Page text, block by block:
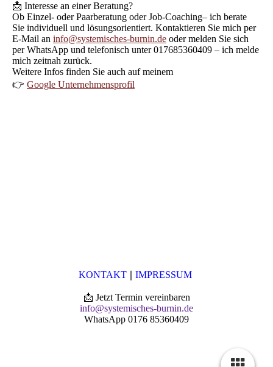
📩 Interesse an einer Beratung?
Ob Einzel- oder Paarberatung oder Job-Coaching– ich berate
Sie individuell und lösungsorientiert. Kontaktieren Sie mich per
E-Mail an info@systemisches-burnin.de oder melden Sie sich
per WhatsApp und telefonisch unter 017685360409 – ich melde
mich zeitnah zurück.
Weitere Infos finden Sie auch auf meinem
👉 Google Unternehmensprofil
KONTAKT | IMPRESSUM
📩 Jetzt Termin vereinbaren
info@systemisches-burnin.de
WhatsApp 0176 85360409